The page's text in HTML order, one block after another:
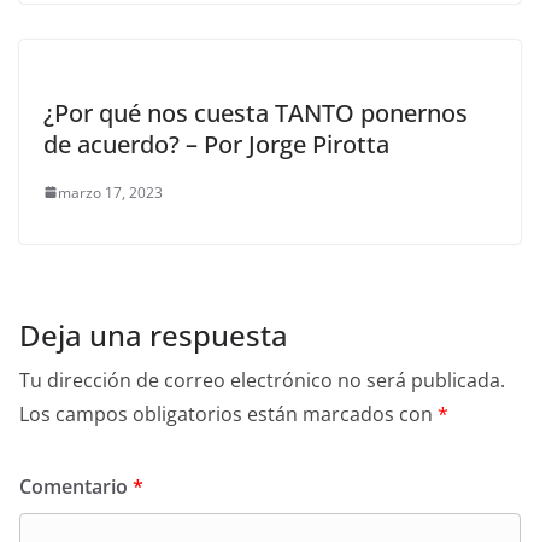
¿Por qué nos cuesta TANTO ponernos
de acuerdo? – Por Jorge Pirotta
marzo 17, 2023
Deja una respuesta
Tu dirección de correo electrónico no será publicada.
Los campos obligatorios están marcados con *
Comentario *